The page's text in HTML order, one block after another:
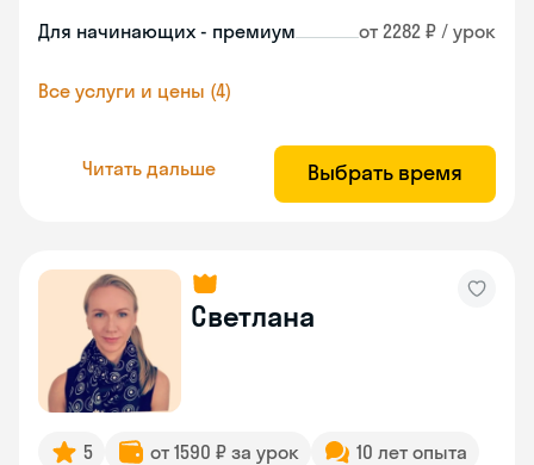
Для начинающих - премиум от 2282 ₽ / урок
Все услуги и цены (4)
Читать дальше Выбрать время
Светлана
5 от 1590 ₽ за урок
10 лет опыта